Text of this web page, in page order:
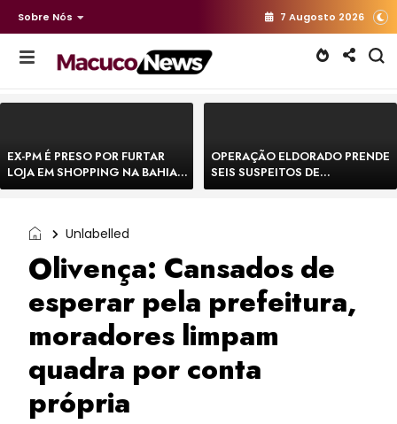
Sobre Nós 7 Augosto 2026
EX-PM É PRESO POR FURTAR
LOJA EM SHOPPING NA BAHIA E
ESCAPA CORRENDO DE
OPERAÇÃO ELDORADO PRENDE
SEIS SUSPEITOS DE
MOVIMENTAR R$ 25 MILHÕES
Unlabelled
Olivença: Cansados de
esperar pela prefeitura,
moradores limpam
quadra por conta
própria